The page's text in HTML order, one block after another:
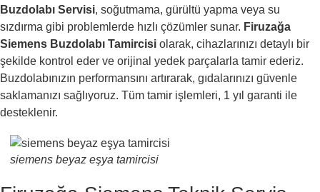
Buzdolabı Servisi, soğutmama, gürültü yapma veya su
sızdırma gibi problemlerde hızlı çözümler sunar. Firuzağa
Siemens Buzdolabı Tamircisi olarak, cihazlarınızı detaylı bir
şekilde kontrol eder ve orijinal yedek parçalarla tamir ederiz.
Buzdolabınızın performansını artırarak, gıdalarınızı güvenle
saklamanızı sağlıyoruz. Tüm tamir işlemleri, 1 yıl garanti ile
desteklenir.
siemens beyaz eşya tamircisi